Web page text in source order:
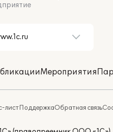
Мероприятия
листПоддержкаОбратная связь